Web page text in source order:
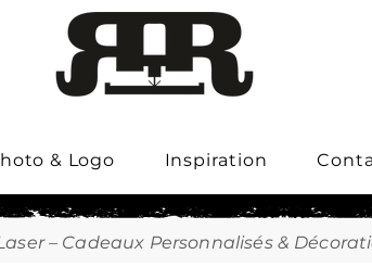
& Logo Inspiration
– Cadeaux Personnalisés &